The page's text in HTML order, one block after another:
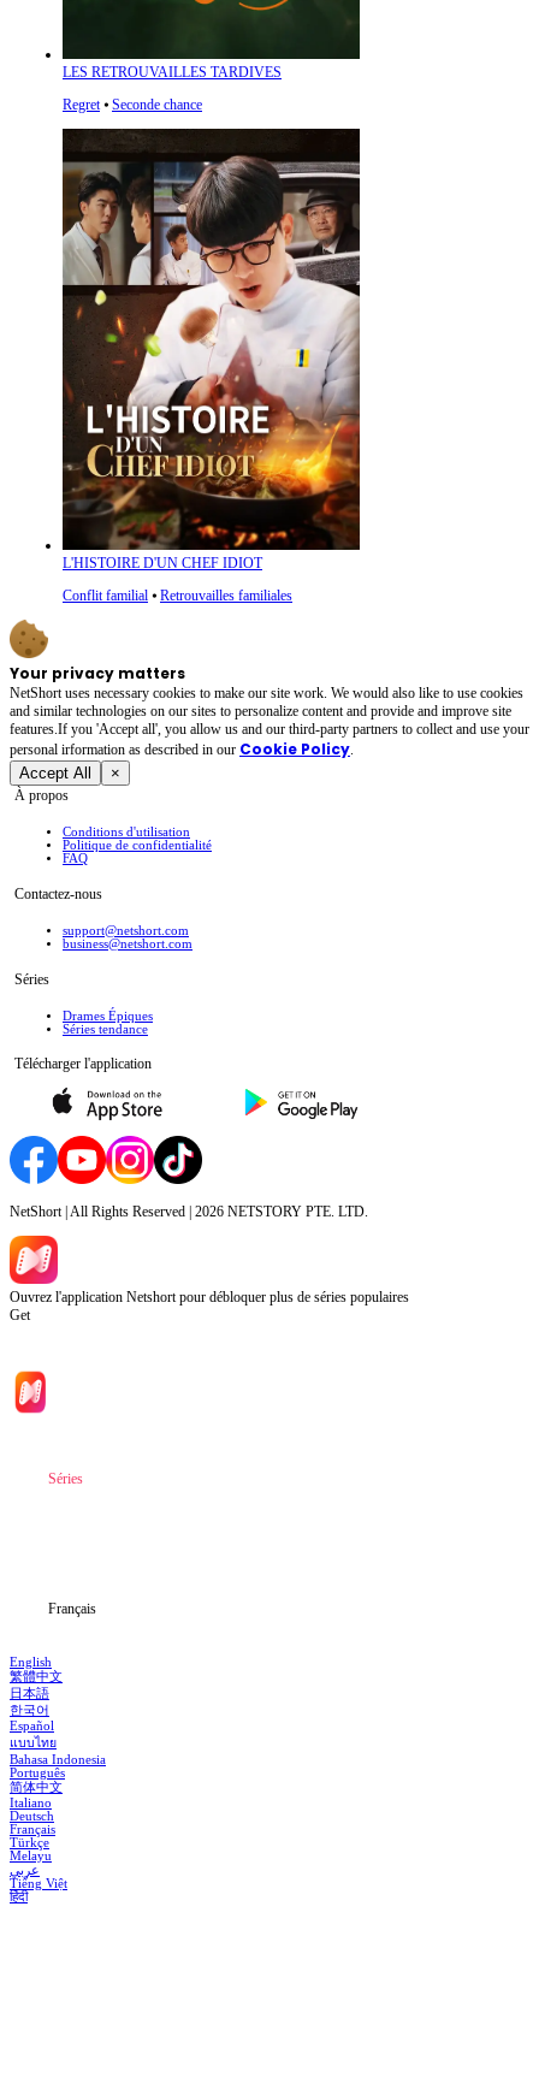
LES RETROUVAILLES TARDIVES
Regret⦁ Seconde chance
L'HISTOIRE D'UN CHEF IDIOT
Conflit familial ⦁ Retrouvailles familiales
Your privacy matters
NetShort uses necessary cookies to make our site work. We would also like to use cookies
and similar technologies on our sites to personalize content and provide and improve site
features.If you 'Accept all', you allow us and our third-party partners to collect and use your
personal irformation as described in our Cookie Policy.
Accept All ×
À propos
Conditions d'utilisation
Politique de confidentialité
FAQ
Contactez-nous
support@netshort.com
business@netshort.com
Séries
Drames Épiques
Séries tendance
Télécharger l'application
NetShort | All Rights Reserved | 2026 NETSTORY PTE. LTD.
Ouvrez l'application Netshort pour débloquer plus de séries populaires
Get
Séries
Français
English
繁體中文
日本語
한국어
Español
แบบไทย
Bahasa Indonesia
Português
简体中文
Italiano
Deutsch
Français
Türkçe
Melayu
عربي
Tiếng Việt
हिंदी